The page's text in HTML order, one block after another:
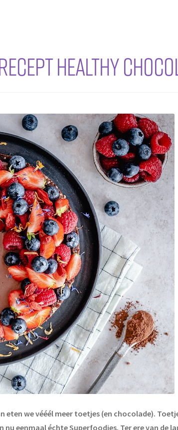
Healthy
eten we vééél meer toetjes (en chocolade).
nu eenmaal échteSuperfoodies. Ter ere van de